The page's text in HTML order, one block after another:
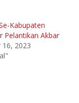
Kabupaten
Pelantikan Akbar
2023